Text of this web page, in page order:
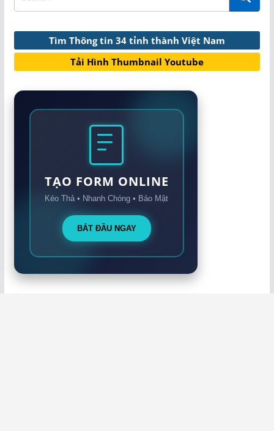
Tìm Thông tin 34 tỉnh thành Việt Nam
Tải Hình Thumbnail Youtube
TẠO FORM ONLINE
Kéo Thả • Nhanh Chóng • Bảo Mật
BẮT ĐẦU NGAY